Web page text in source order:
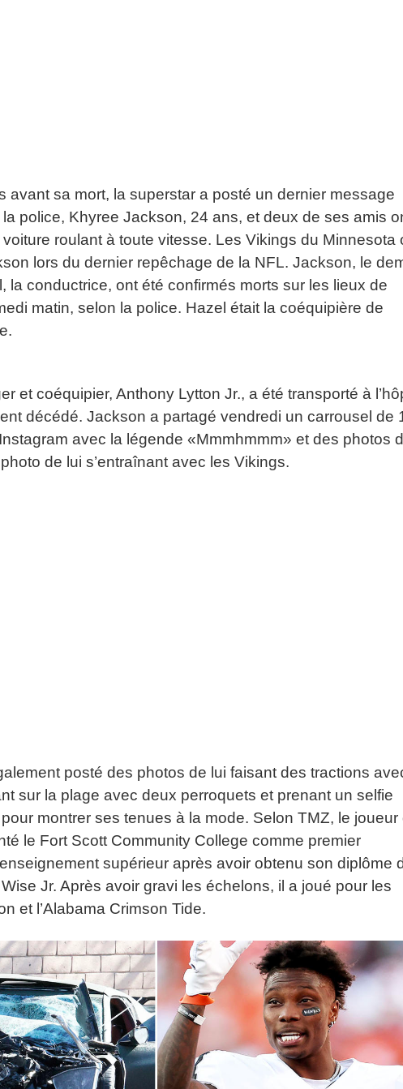
avant sa mort, la superstar a posté un dernier message
la police, Khyree Jackson, 24 ans, et deux de ses amis
roulant à toute vitesse. Les Vikings du Minnesota
lors du dernier repêchage de la NFL. Jackson, le
la conductrice, ont été confirmés morts sur les lieux de
matin, selon la police. Hazel était la coéquipière de
et coéquipier, Anthony Lytton Jr., a été transporté à
décédé. Jackson a partagé vendredi un carrousel de
avec la légende «Mmmhmmm» et des photos
de lui s’entraînant avec les Vikings.
posté des photos de lui faisant des tractions
sur la plage avec deux perroquets et prenant un selfie
montrer ses tenues à la mode. Selon TMZ, le joueur
le Fort Scott Community College comme premier
supérieur après avoir obtenu son diplôme
Jr. Après avoir gravi les échelons, il a joué pour les
et l’Alabama Crimson Tide.